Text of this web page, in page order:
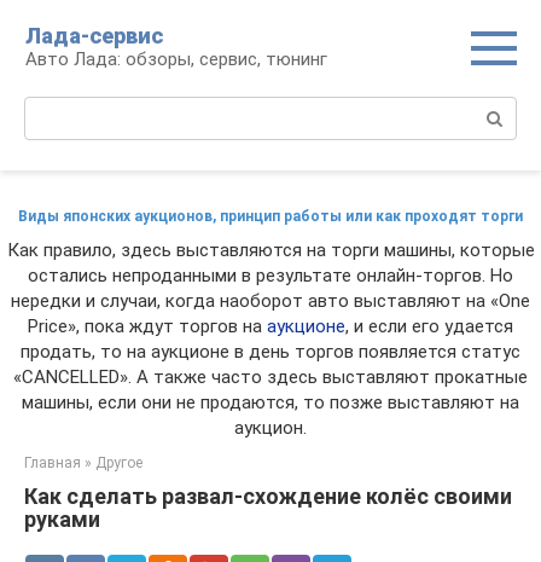
контенту
Лада-сервис
Авто Лада: обзоры, сервис, тюнинг
Виды японских аукционов, принцип работы или как проходят торги
Как правило, здесь выставляются на торги машины, которые
остались непроданными в результате онлайн-торгов. Но
нередки и случаи, когда наоборот авто выставляют на «One
Price», пока ждут торгов на аукционе, и если его удается
продать, то на аукционе в день торгов появляется статус
«CANCELLED». А также часто здесь выставляют прокатные
машины, если они не продаются, то позже выставляют на
аукцион.
Главная » Другое
Как сделать развал-схождение колёс своими
руками